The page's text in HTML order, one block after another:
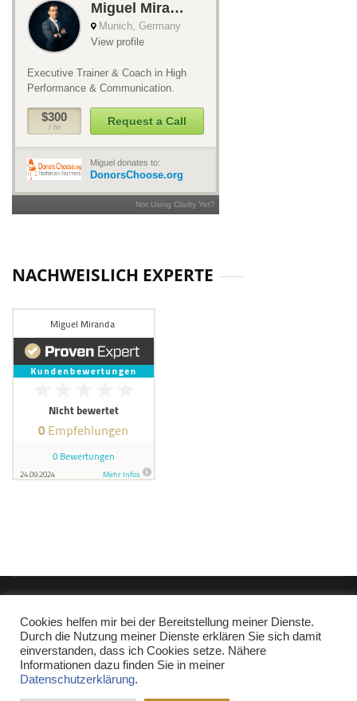
NACHWEISLICH EXPERTE
Datenschutz
Affiliate-Link: Ich bin Mitglied im Partnerprogramm Pipedrive.com,
Shopify.de, Weclapp.de, fumoney.com und amazon.de. Wenn Sie
etwas über diese Produktlinks kaufen, erhalte ich eine kleine
Provision, die Ihren Kaufpreis nicht beeinflusst. Weitere Affiliatelinks
Cookies helfen mir bei der Bereitstellung meiner Dienste.
Durch die Nutzung meiner Dienste erklären Sie sich damit
einverstanden, dass ich Cookies setze. Nähere
Informationen dazu finden Sie in meiner
Datenschutzerklärung.